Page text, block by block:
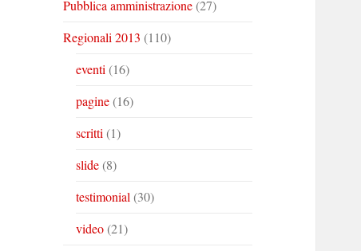
Pubblica amministrazione(27)
Regionali 2013 (110)
eventi (16)
pagine(16)
scritti (1)
slide(8)
testimonial (30)
video(21)